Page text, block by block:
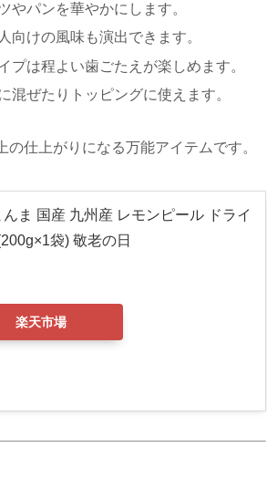
パンを華やかにします。
けの風味も演出できます。
は程よい歯ごたえが楽しめます。
ぜたりトッピングに使えます。
仕上がりになる万能アイテムです。
ま 国産 九州産 レモンピール ドライ
袋) 敬老の日
楽天市場